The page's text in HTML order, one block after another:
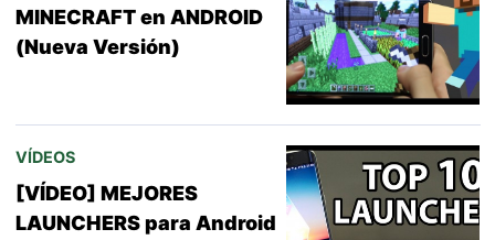
MINECRAFT en ANDROID
(Nueva Versión)
VÍDEOS
[VÍDEO] MEJORES
LAUNCHERS para Android